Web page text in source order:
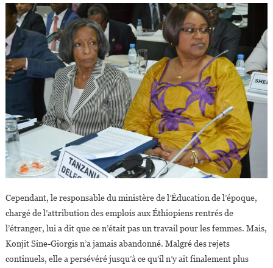
Cependant, le responsable du ministère de l’Éducation de l’époque,
chargé de l’attribution des emplois aux Éthiopiens rentrés de
l’étranger, lui a dit que ce n’était pas un travail pour les femmes. Mais,
Konjit Sine-Giorgis n’a jamais abandonné. Malgré des rejets
continuels, elle a persévéré jusqu’à ce qu’il n’y ait finalement plus